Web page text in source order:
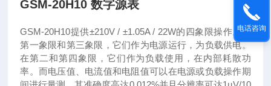
GSM-20H10 数字源表
GSM-20H10提供±210V / ±1.05A / 22W的四象限操作。在
第一象限和第三象限，它们作为电源运行，为负载供电。
在第二和第四象限，它们作为负载使用，在内部耗散功
率。而电压值、电流值和电阻值可以在电源或负载操作期
电话咨询